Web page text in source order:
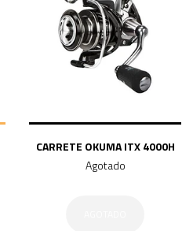
CARRETE OKUMA ITX 4000H
Agotado